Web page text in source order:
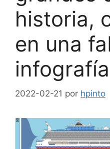
historia,
en una
infografía
2022-02-21 por hpinto